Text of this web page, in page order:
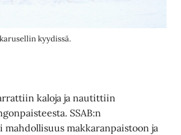
kyydissä.
kaloja ja nautittiin
SSAB:n
mahdollisuus makkaranpaistoon ja